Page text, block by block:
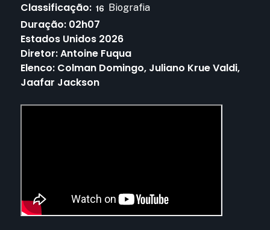
Classificação: 16 Biografia
Duração: 02h07
Estados Unidos 2026
Diretor:Antoine Fuqua
Elenco: Colman Domingo, Juliano Krue Valdi,
Jaafar Jackson